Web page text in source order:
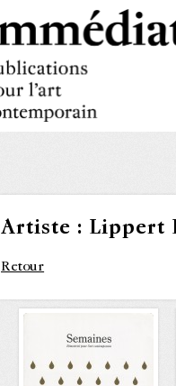
Artiste : Lippert
Retour